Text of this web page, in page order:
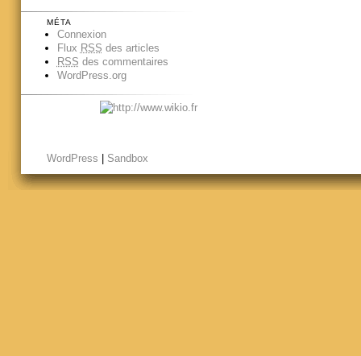
MÉTA
Connexion
Flux RSS des articles
RSS des commentaires
WordPress.org
WordPress Sandbox